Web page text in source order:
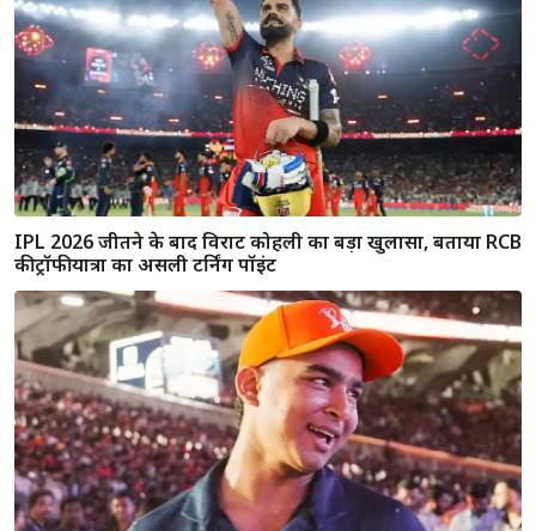
IPL 2026 जीतने के बाद विराट कोहली का बड़ा खुलासा, बताया RCB
की ट्रॉफी यात्रा का असली टर्निंग पॉइंट